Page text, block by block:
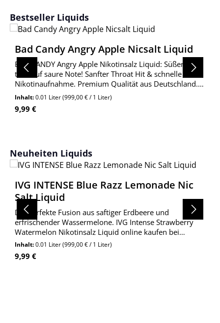
Produktgalerie überspringen
Bestseller Liquids
Bad Candy Angry Apple Nicsalt Liquid
BAD CANDY Angry Apple Nikotinsalz Liquid: Süßer Apfel
trifft auf saure Note! Sanfter Throat Hit & schnelle
Nikotinaufnahme. Premium Qualität aus Deutschland.
Jetzt entdecken!
Inhalt:0.01 Liter(999,00 € / 1 Liter)
Regulärer Preis:
9,99 €
Produktgalerie überspringen
Neuheiten Liquids
IVG INTENSE Blue Razz Lemonade Nic
Salt Liquid
Die perfekte Fusion aus saftiger Erdbeere und
erfrischender Wassermelone. IVG Intense Strawberry
Watermelon Nikotinsalz Liquid online kaufen bei
Wolkengarage!
Inhalt:0.01 Liter(999,00 € / 1 Liter)
Regulärer Preis:
9,99 €